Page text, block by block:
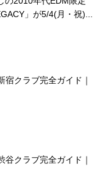
」が5/4(月・祝)...
宿クラブ完全ガイド｜
谷クラブ完全ガイド｜